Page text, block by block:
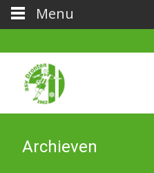
Archieven
Menu